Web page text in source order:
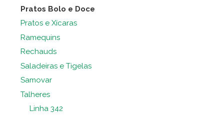
Pratos Bolo e Doce
Pratos e Xícaras
Ramequins
Rechauds
Saladeiras e Tigelas
Samovar
Talheres
Linha 342